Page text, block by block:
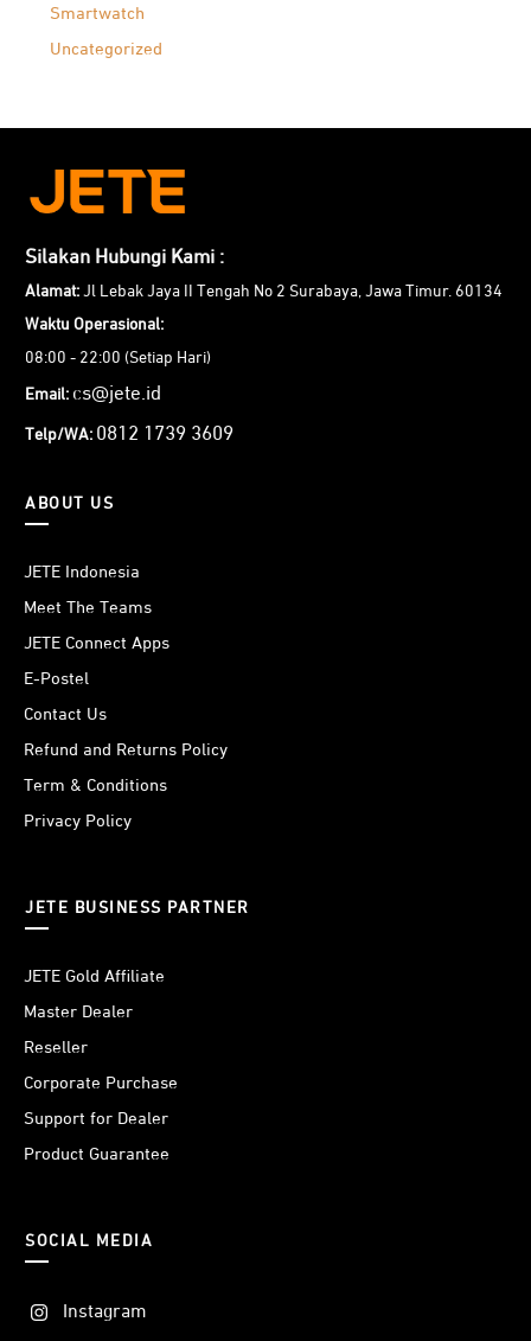
Smartwatch
Uncategorized
Silakan Hubungi Kami :
Alamat: Jl Lebak Jaya II Tengah No 2 Surabaya, Jawa Timur. 60134
Waktu Operasional:
08:00 - 22:00 (Setiap Hari)
Email: cs@jete.id
Telp/WA: 0812 1739 3609
ABOUT US
JETE Indonesia
Meet The Teams
JETE Connect Apps
E-Postel
Contact Us
Refund and Returns Policy
Term & Conditions
Privacy Policy
JETE BUSINESS PARTNER
JETE Gold Affiliate
Master Dealer
Reseller
Corporate Purchase
Support for Dealer
Product Guarantee
SOCIAL MEDIA
Instagram